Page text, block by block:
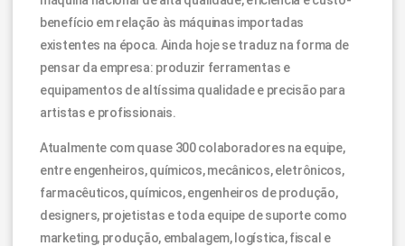
benefício em relação às máquinas importadas
existentes na época. Ainda hoje se traduz na forma de
pensar da empresa: produzir ferramentas e
equipamentos de altíssima qualidade e precisão para
artistas e profissionais.
Atualmente com quase 300 colaboradores na equipe,
entre engenheiros, químicos, mecânicos, eletrônicos,
farmacêuticos, químicos, engenheiros de produção,
designers, projetistas e toda equipe de suporte como
marketing, produção, embalagem, logística, fiscal e